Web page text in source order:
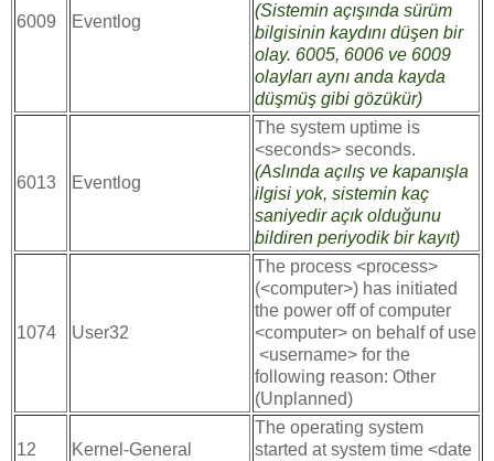
6009 Eventlog
(Sistemin açışında sürüm
bilgisinin kaydını düşen bir
olay. 6005, 6006 ve 6009
olayları aynı anda kayda
düşmüş gibi gözükür)
6013 Eventlog
The system uptime is
<seconds> seconds.
(Aslında açılış ve kapanışla
ilgisi yok, sistemin kaç
saniyedir açık olduğunu
bildiren periyodik bir kayıt)
1074 User32
The process <process>
(<computer>) has initiated
the power off of computer
<computer> on behalf of use
<username> for the
following reason: Other
(Unplanned)
12 Kernel-General
The operating system
started at system time <date